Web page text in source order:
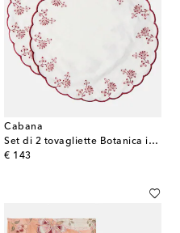
Cabana
Set di 2 tovagliette Botanica in lino con ricamo
€ 143
original price